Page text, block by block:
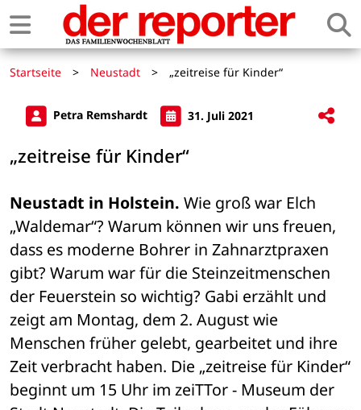
Startseite > Neustadt > „zeitreise für Kinder“
Petra Remshardt 31. Juli 2021
„zeitreise für Kinder“
Neustadt in Holstein. Wie groß war Elch
„Waldemar“? Warum können wir uns freuen,
dass es moderne Bohrer in Zahnarztpraxen
gibt? Warum war für die Steinzeitmenschen
der Feuerstein so wichtig? Gabi erzählt und
zeigt am Montag, dem 2. August wie
Menschen früher gelebt, gearbeitet und ihre
Zeit verbracht haben. Die „zeitreise für Kinder“
beginnt um 15 Uhr im zeiTTor - Museum der